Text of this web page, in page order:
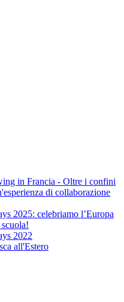
in Francia - Oltre i confini
di collaborazione
2025: celebriamo l’Europa
2022
all'Estero